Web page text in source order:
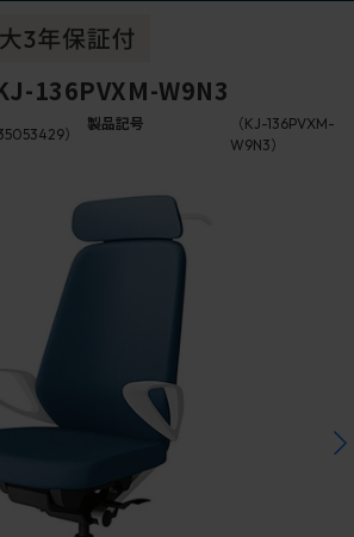
136PVXM-W9N3
35053429）
製品記号
（KJ-136PVXM-
W9N3）